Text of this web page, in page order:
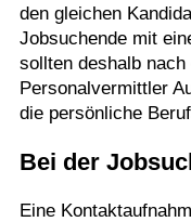
den gleichen
Jobsuchende mit
sollten deshalb
Personalvermittler
die persönliche
Bei der
Eine